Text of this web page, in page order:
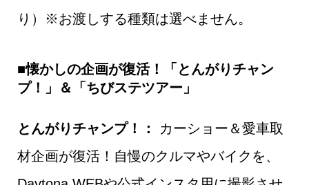
り）※お渡しする種類は選べません。
■懐かしの企画が復活！「とんがりチャン
プ！」＆「ちびステツアー」
とんがりチャンプ！：
カーショー＆愛車取
材企画が復活！自慢のクルマやバイクを、